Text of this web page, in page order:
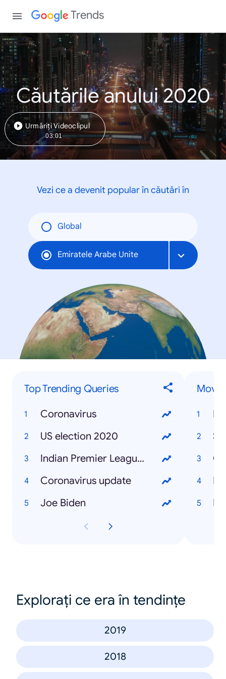
Trends
Căutările anului 2020
Urmăriți Videoclipul
03:01
Vezi ce a devenit popular în căutări în
Global
Emiratele Arabe Unite
Top Trending Queries
Coronavirus
US election 2020
Indian Premier League (IPL)
Coronavirus update
Joe Biden
Explorați ce era în tendințe
2019
2018